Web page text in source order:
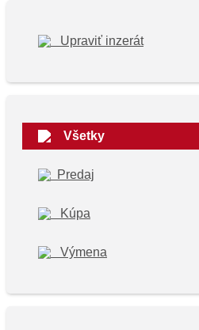
Upraviť inzerát
Všetky
Predaj
Kúpa
Výmena